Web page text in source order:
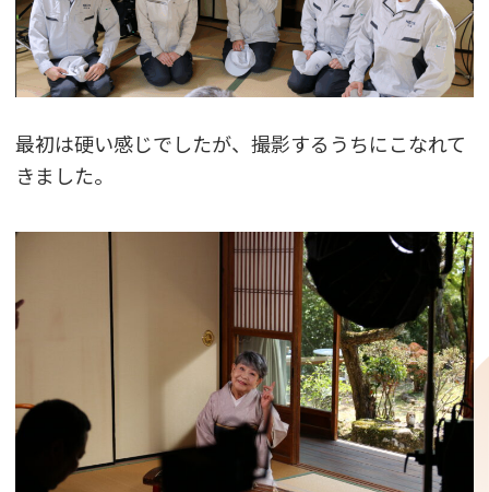
最初は硬い感じでしたが、撮影するうちにこなれて
きました。